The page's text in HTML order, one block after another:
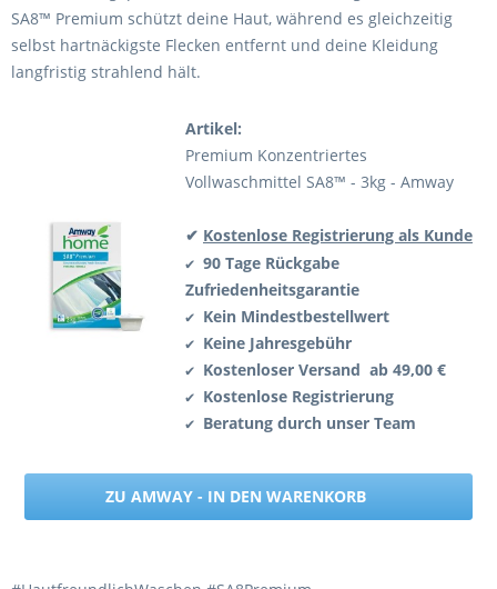
SA8™ Premium schützt deine Haut, während es gleichzeitig
selbst hartnäckigste Flecken entfernt und deine Kleidung
langfristig strahlend hält.
Artikel:
Premium Konzentriertes
Vollwaschmittel SA8™ - 3kg - Amway
✔ Kostenlose Registrierung als Kunde
✔ 90 Tage Rückgabe
Zufriedenheitsgarantie
✔ Kein Mindestbestellwert
✔ Keine Jahresgebühr
✔ Kostenloser Versand ab 49,00 €
✔ Kostenlose Registrierung
✔ Beratung durch unser Team
ZU AMWAY - IN DEN WARENKORB